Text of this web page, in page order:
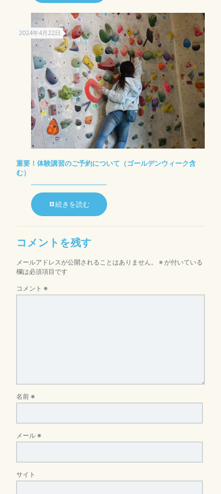
2024年4月22日
重要！体験講習のご予約について（ゴールデンウィーク含
む）
続きを読む
コメントを残す
メールアドレスが公開されることはありません。 ※ が付いている
欄は必須項目です
コメント ※
名前 ※
メール ※
サイト